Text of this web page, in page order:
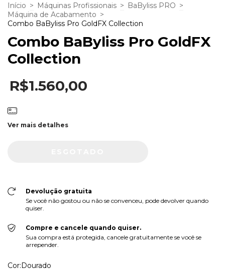
Início > Máquinas Profissionais > BaByliss PRO >
Máquina de Acabamento >
Combo BaByliss Pro GoldFX Collection
Combo BaByliss Pro GoldFX
Collection
R$1.560,00
Ver mais detalhes
Devolução gratuita
Se você não gostou ou não se convenceu, pode devolver quando
quiser.
Compre e cancele quando quiser.
Sua compra está protegida, cancele gratuitamente se você se
arrepender.
Cor:Dourado